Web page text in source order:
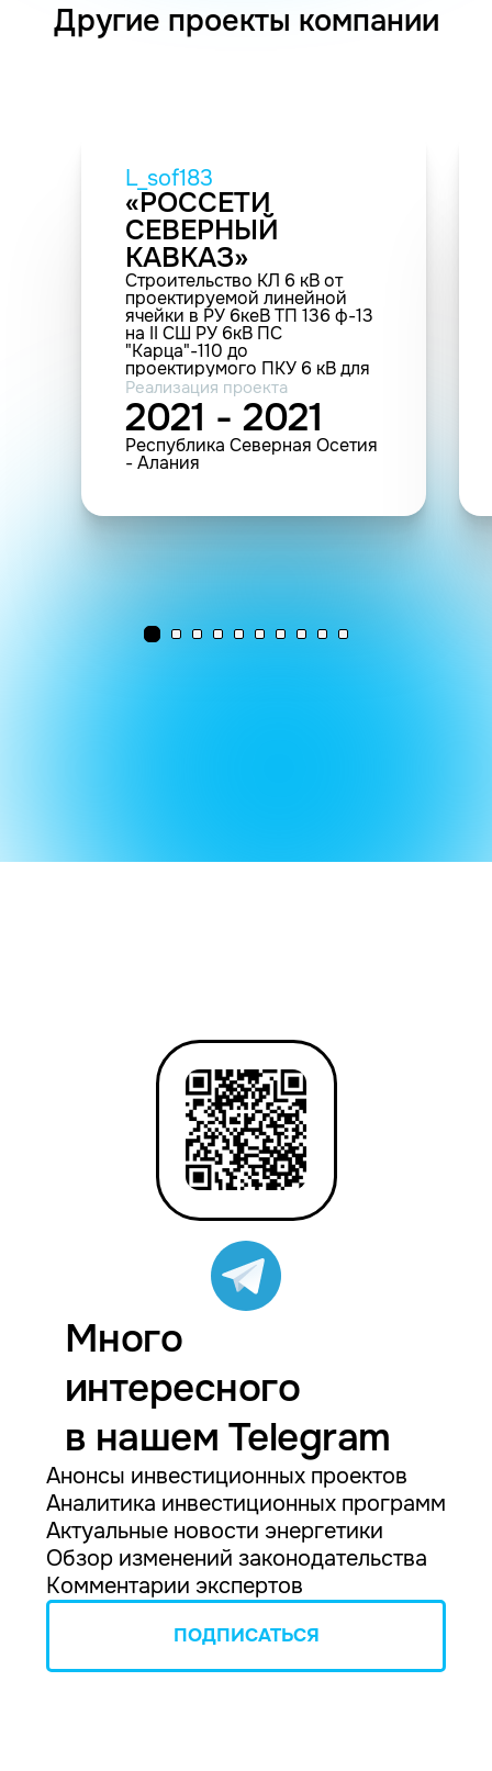
Другие проекты компании
L_sof183
«РОССЕТИ
СЕВЕРНЫЙ
КАВКАЗ»
Строительство КЛ 6 кВ от
проектируемой линейной
ячейки в РУ 6кеВ ТП 136 ф-13
на II СШ РУ 6кВ ПС
"Карца"-110 до
проектирумого ПКУ 6 кВ для
электроснабжения "Учебного
центра Военной полиции ВС
РФ" (ТУ 1834/2019/СОФ/
ВлГЭС от 16.10.2019г.)
Реализация проекта
2021 - 2021
Республика Северная Осетия
- Алания
Много
интересного
в нашем Telegram
Анонсы инвестиционных проектов
Аналитика инвестиционных программ
Актуальные новости энергетики
Обзор изменений законодательства
Комментарии экспертов
ПОДПИСАТЬСЯ